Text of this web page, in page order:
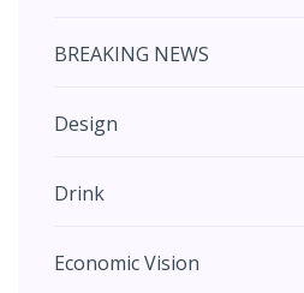
BREAKING NEWS
Design
Drink
Economic Vision